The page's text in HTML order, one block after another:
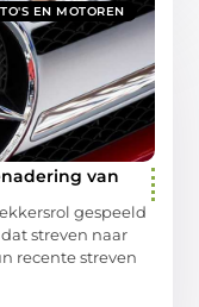
EN MOTOREN
van
gespeeld
streven naar
recente streven